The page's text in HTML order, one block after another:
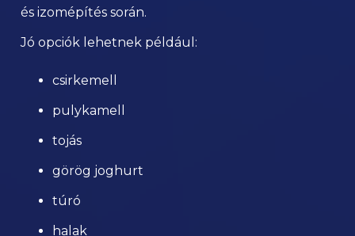
és izomépítés során.
Jó opciók lehetnek például:
csirkemell
pulykamell
tojás
görög joghurt
túró
halak